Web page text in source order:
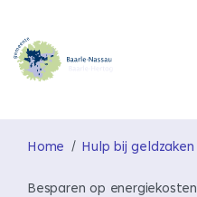
Home Hulp bij geldzaken
Besparen op energiekosten